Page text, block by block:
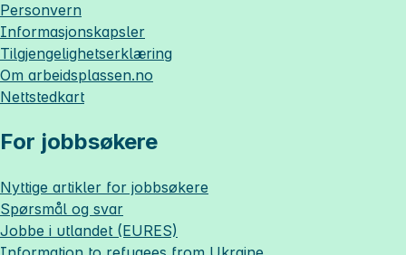
Personvern
Informasjonskapsler
Tilgjengelighetserklæring
Om arbeidsplassen.no
Nettstedkart
For jobbsøkere
Nyttige artikler for jobbsøkere
Spørsmål og svar
Jobbe i utlandet (EURES)